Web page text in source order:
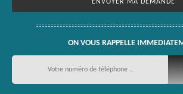
ON VOUS RAPPELLE